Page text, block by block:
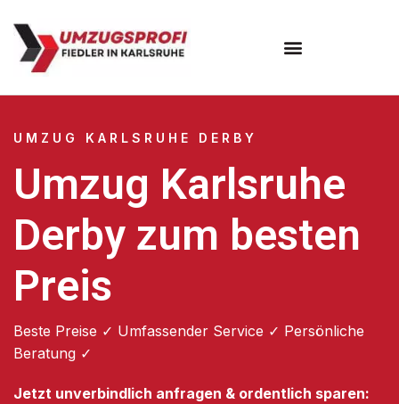
UMZUG KARLSRUHE DERBY
Umzug Karlsruhe
Derby zum besten
Preis
Beste Preise ✓ Umfassender Service ✓ Persönliche
Beratung ✓
Jetzt unverbindlich anfragen & ordentlich sparen: